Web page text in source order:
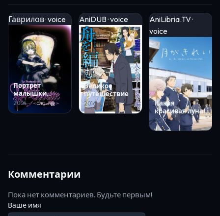
Гаврилов · voice
Портрет
малышки
Козетты
2004
AniDUB · voice
Великое
путешествие
2016
AniLibria.TV ·
voice
Какая
красивая луна!
2017
Комментарии
Пока нет комментариев. Будьте первым!
Ваше имя